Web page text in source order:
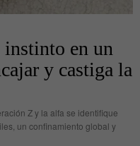
en un
y castiga la
Z y la alfa se identifique
un confinamiento global y